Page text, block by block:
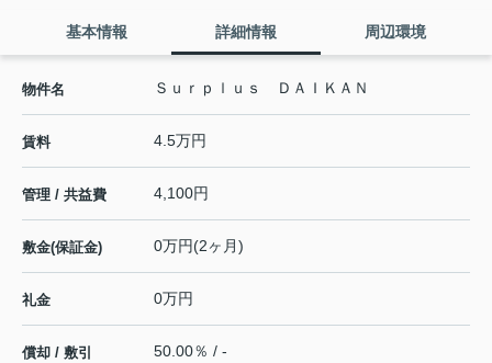
基本情報 詳細情報 周辺環境
物件名 Ｓｕｒｐｌｕｓ ＤＡＩＫＡＮ
賃料 4.5万円
管理 / 共益費 4,100円
敷金(保証金) 0万円(2ヶ月)
礼金 0万円
償却 / 敷引 50.00％ / -